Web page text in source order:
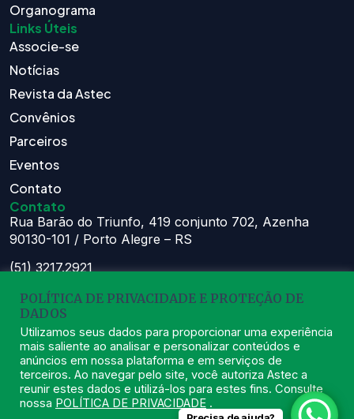
Organograma
Links Úteis
Associe-se
Notícias
Revista da Astec
Convênios
Parceiros
Eventos
Contato
Contato
Rua Barão do Triunfo, 419 conjunto 702, Azenha
90130-101 / Porto Alegre – RS
(51) 3217.2921
Atendimento:
Seg à Sex das 8h – 11:30h e 13h – 16:30h
astec@astecpmpa.com.br
POLÍTICA DE PRIVACIDADE E PROTEÇÃO DE
DADOS
Utilizamos seus dados para proporcionar uma experiência
mais saliente ao analisar e personalizar conteúdos e
anúncios em nossa plataforma e em serviços de
terceiros. Ao navegar pelo site, você autoriza Astec a
reunir estes dados e utilizá-los para estes fins. Consulte
nossa POLÍTICA DE PRIVACIDADE .